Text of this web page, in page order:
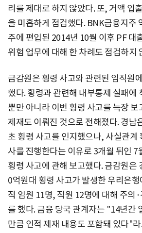
리를 제대로 하지 않았다. 또, 거액 입
을 미흡하게 점검했다. BNK금융지주
주에 편입된 2014년 10월 이후 PF 대
위험 업무에 대해 한 차례도 점검하지
금감원은 횡령 사고와 관련된 임직원
했다. 횡령과 관련해 내부통제 실패에
뿐만 아니라 이번 횡령 사고를 늑장
제재도 이뤄진 것으로 전해졌다. 경남
초 횡령 사고를 인지했으나, 사실관계
사를 진행한다는 이유로 3개월 뒤인 7
횡령 사고에 관해 보고했다. 금감원은
0억원대 횡령 사고가 발생한 우리은
직 임원 11명, 직원 12명에 대해 주의
를 했다. 금융 당국 관계자는 "14년간
만큼 인적 제재 내용도 포함돼 있다"